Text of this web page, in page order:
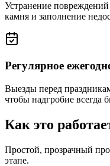
Устранение
камня и заполнение
Регулярное
Выезды перед
чтобы надгробие всегда
Как это
Простой, прозрачный
этапе.